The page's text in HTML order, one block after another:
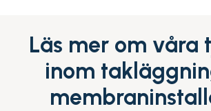
Läs mer om våra
inom